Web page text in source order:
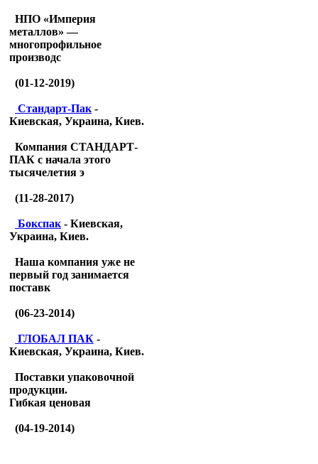
НПО «Империя
металлов» —
многопрофильное
производс
(01-12-2019)
Стандарт-Пак -
Киевская, Украина, Киев.
Компания СТАНДАРТ-
ПАК с начала этого
тысячелетия э
(11-28-2017)
Бокспак - Киевская,
Украина, Киев.
Наша компания уже не
первый год занимается
поставк
(06-23-2014)
ГЛОБАЛ ПАК -
Киевская, Украина, Киев.
Поставки упаковочной
продукции.
Гибкая ценовая
(04-19-2014)